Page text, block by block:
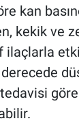
kan
kekik ve
ilaçlarla
derecede